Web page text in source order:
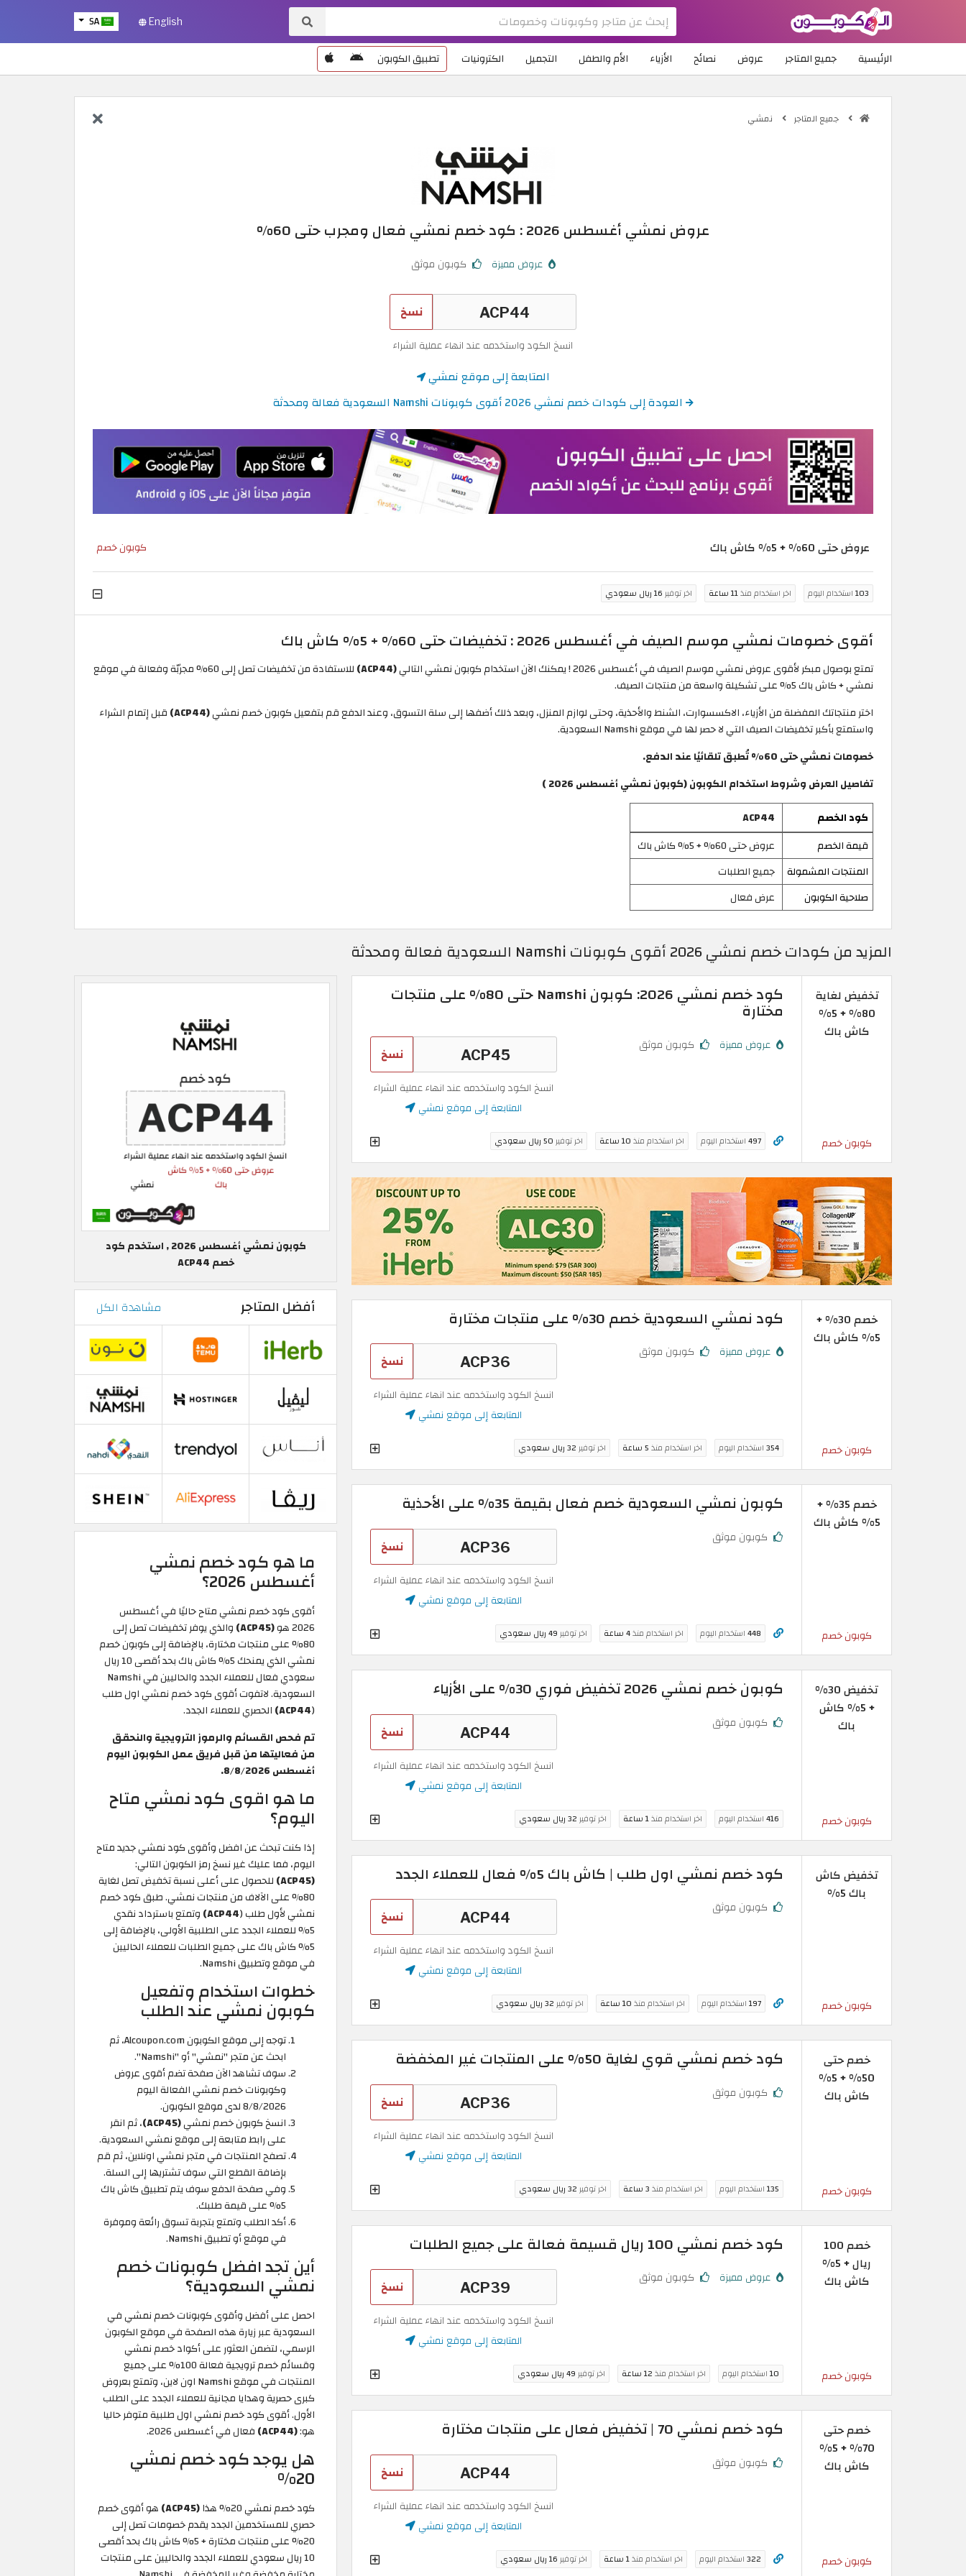
SA English
الرئيسية جميع المتاجر عروض نصائح الأزياء الأم والطفل التجميل الكترونيات تطبيق الكوبون
جميع المتاجر نمشي
عروض نمشي أغسطس 2026 : كود خصم نمشي فعال ومجرب حتى 60%
عروض مميزة كوبون موثق
نسخ
انسخ الكود واستخدمه عند انهاء عملية الشراء
المتابعة إلى موقع نمشي
العودة إلى كودات خصم نمشي 2026 أقوى كوبونات Namshi السعودية فعالة ومحدثة
عروض حتى 60% + 5% كاش باك كوبون خصم
103استخدام اليوم اخر استخدام منذ11 ساعة اخر توفير16 ريال سعودي
أقوى خصومات نمشي موسم الصيف في أغسطس 2026 : تخفيضات حتى 60% + 5% كاش باك
تمتع بوصول مبكر لأقوى عروض نمشي موسم الصيف في أغسطس 2026 ! يمكنك الآن استخدام كوبون نمشي التالي (ACP44)
للاستفادة من تخفيضات تصل إلى 60% مجربّة وفعالة في موقع
نمشي + كاش باك 5% على تشكيلة واسعة من منتجات الصيف.
اختر منتجاتك المفضلة من الأزياء، الاكسسوارت، الشنط والأحذية، وحتى لوازم المنزل، وبعد ذلك أضفها إلى سلة التسوق، وعند الدفع قم بتفعيل كوبون خصم نمشي(ACP44)
قبل إتمام الشراء
واستمتع بأكبر تخفيضات الصيف التي لا حصر لها في موقع Namshi السعودية.
خصومات نمشي حتى 60% تُطبق تلقائيًا عند الدفع.
تفاصيل العرض وشروط استخدام الكوبون (كوبون نمشي أغسطس 2026 )
كود الخصم
ACP44
قيمة الخصم
عروض حتى 60% + 5% كاش باك
المنتجات المشمولة
جميع الطلبات
صلاحية الكوبون
عرض فعال
المزيد من كودات خصم نمشي 2026 أقوى كوبونات Namshi السعودية فعالة ومحدثة
تخفيض لغاية
80% + 5%
كاش باك
كوبون خصم
كود خصم نمشي 2026: كوبون Namshi حتى 80% على منتجات
مختارة
عروض مميزة كوبون موثق نسخ
انسخ الكود واستخدمه عند انهاء عملية الشراء
المتابعة إلى موقع نمشي
497استخدام اليوم اخر استخدام منذ10 ساعة اخر توفير50 ريال سعودي
خصم 30% +
5% كاش باك
كوبون خصم
كود نمشي السعودية خصم 30% على منتجات مختارة
عروض مميزة كوبون موثق نسخ
انسخ الكود واستخدمه عند انهاء عملية الشراء
المتابعة إلى موقع نمشي
354استخدام اليوم اخر استخدام منذ5 ساعة اخر توفير32 ريال سعودي
خصم 35% +
5% كاش باك
كوبون خصم
كوبون نمشي السعودية خصم فعال بقيمة 35% على الأحذية
كوبون موثق نسخ
انسخ الكود واستخدمه عند انهاء عملية الشراء
المتابعة إلى موقع نمشي
448استخدام اليوم اخر استخدام منذ4 ساعة اخر توفير49 ريال سعودي
تخفيض 30%
+ 5% كاش
باك
كوبون خصم
كوبون خصم نمشي 2026 تخفيض فوري 30% على الأزياء
كوبون موثق نسخ
انسخ الكود واستخدمه عند انهاء عملية الشراء
المتابعة إلى موقع نمشي
416استخدام اليوم اخر استخدام منذ1 ساعة اخر توفير32 ريال سعودي
تخفيض كاش
باك 5%
كوبون خصم
كود خصم نمشي اول طلب | كاش باك 5% فعال للعملاء الجدد
كوبون موثق نسخ
انسخ الكود واستخدمه عند انهاء عملية الشراء
المتابعة إلى موقع نمشي
197استخدام اليوم اخر استخدام منذ10 ساعة اخر توفير32 ريال سعودي
خصم حتى
50% + 5%
كاش باك
كوبون خصم
كود خصم نمشي قوي لغاية 50% على المنتجات غير المخفضة
كوبون موثق نسخ
انسخ الكود واستخدمه عند انهاء عملية الشراء
المتابعة إلى موقع نمشي
135استخدام اليوم اخر استخدام منذ3 ساعة اخر توفير32 ريال سعودي
خصم 100
ريال + 5%
كاش باك
كوبون خصم
كود خصم نمشي 100 ريال قسيمة فعالة على جميع الطلبات
عروض مميزة كوبون موثق نسخ
انسخ الكود واستخدمه عند انهاء عملية الشراء
المتابعة إلى موقع نمشي
10استخدام اليوم اخر استخدام منذ12 ساعة اخر توفير49 ريال سعودي
خصم حتى
70% + 5%
كاش باك
كوبون خصم
كود خصم نمشي 70 | تخفيض فعال على منتجات مختارة
كوبون موثق نسخ
انسخ الكود واستخدمه عند انهاء عملية الشراء
المتابعة إلى موقع نمشي
322استخدام اليوم اخر استخدام منذ1 ساعة اخر توفير16 ريال سعودي
كوبون نمشي أغسطس 2026 , استخدم كود
خصم ACP44
أفضل المتاجر مشاهدة الكل
ما هو كود خصم نمشي
أغسطس 2026؟
أقوى كود خصم نمشي متاح حاليًا في أغسطس
2026 هو
(ACP45)
والذي يوفر تخفيضات تصل إلى
80% على منتجات مختارة، بالإضافة إلى كوبون خصم
نمشي الذي يمنحك 5% كاش باك بحد أقصى 10 ريال
سعودي فعال للعملاء الجدد والحاليين في Namshi
السعودية. لاتفوت أقوى كود خصم نمشي اول طلب
(
ACP44) الحصري للعملاء الجدد.
تم فحص القسائم والرموز الترويجية والنحقق
من فعاليتها من قبل فريق عمل الكوبون اليوم
أغسطس 8/8/2026.
ما هو اقوى كود نمشي متاح
اليوم؟
إذا كنت تبحث عن افضل وأقوى كود نمشي جديد متاح
اليوم، فما عليك غير نسخ رمز الكوبون التالي:
(ACP45)
للحصول على أعلى نسبة تخفيض تصل لغاية
80% على الآلاف من منتجات نمشي. طبق كود خصم
نمشي لأول طلب (ACP44) وتمتع باسترداد نقدي
5% للعملاء الجدد على الطلبية الأولى، بالإضافة إلى
5% كاش باك على جميع الطلبات للعملاء الحاليين
في موقع وتطبيق Namshi.
خطوات استخدام وتفعيل
كوبون نمشي عند الطلب
توجه إلى موقع الكوبون Alcoupon.com، ثم
ابحث عن متجر "نمشي" أو "Namshi".
سوف تشاهد الآن صفحة تضم أقوى عروض
وكوبونات خصم نمشي الفعالة اليوم
8/8/2026 لدى موقع الكوبون.
انسخ كوبون خصم نمشي(ACP45)
، ثم انقر
على رابط متابعة إلى موقع نمشي السعودية.
تصفح المنتجات في متجر نمشي اونلاين، ثم قم
بإضافة القطع التي سوف تشتريها إلى السلة.
وفي صفحة الدفع سوف يتم تطبيق كاش باك
5% على قيمة طلبك.
أكد الطلب وتمتع بتجربة تسوق رائعة وموفرة
في موقع أو تطبيق Namshi.
أين تجد افضل كوبونات خصم
نمشي السعودية؟
احصل على أفضل وأقوى كوبونات خصم نمشي في
السعودية عبر زيارة هذه الصفحة في موقع الكوبون
الرسمي، لتضمن العثور على أكواد خصم نمشي
وقسائم خصم ترويجية فعالة 100% على جميع
المنتجات في موقع Namshi اون لاين، وتمتع بعروض
كبرى حصرية وهدايا مجانية للعملاء الجدد على الطلب
الأول. أقوى كود خصم نمشي اول طلبية متوفر حاليا
هو:(ACP44) فعال في أغسطس 2026.
هل يوجد كود خصم نمشي
20%
كود خصم نمشي 20% هذا (ACP45)
هو أقوى خصم
حصري للمستخدمين الجدد يقدم خصومات تصل إلى
20% على منتجات مختارة + 5% كاش باك بحد أقصى
10 ريال سعودي للعملاء الجدد والحاليين على منتجات